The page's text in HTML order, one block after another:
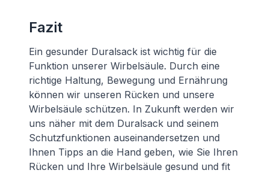
Fazit
Ein gesunder Duralsack ist wichtig für die
Funktion unserer Wirbelsäule. Durch eine
richtige Haltung, Bewegung und Ernährung
können wir unseren Rücken und unsere
Wirbelsäule schützen. In Zukunft werden wir
uns näher mit dem Duralsack und seinem
Schutzfunktionen auseinandersetzen und
Ihnen Tipps an die Hand geben, wie Sie Ihren
Rücken und Ihre Wirbelsäule gesund und fit